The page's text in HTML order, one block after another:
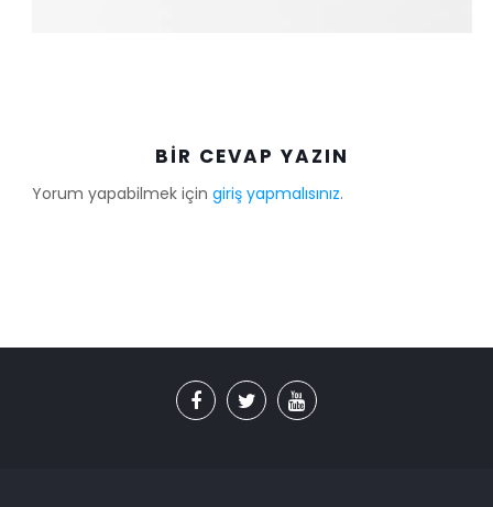
BIR CEVAP YAZIN
Yorum yapabilmek için giriş yapmalısınız.